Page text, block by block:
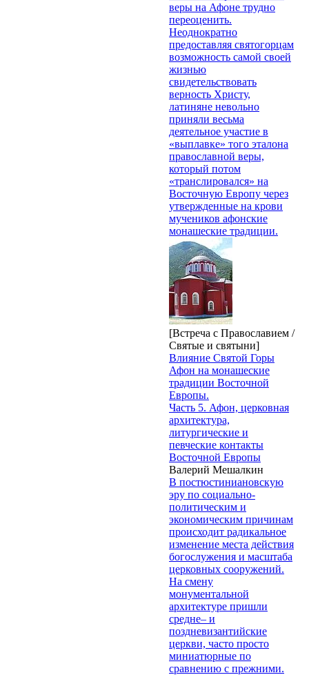
веры на Афоне трудно
переоценить.
Неоднократно
предоставляя святогорцам
возможность самой своей
жизнью
свидетельствовать
верность Христу,
латиняне невольно
приняли весьма
деятельное участие в
«выплавке» того эталона
православной веры,
который потом
«транслировался» на
Восточную Европу через
утвержденные на крови
мучеников афонские
монашеские традиции.
[Встреча с Православием /
Святые и святыни]
Влияние Святой Горы
Афон на монашеские
традиции Восточной
Европы.
Часть 5. Афон, церковная
архитектура,
литургические и
певческие контакты
Восточной Европы
Валерий Мешалкин
В постюстиниановскую
эру по социально-
политическим и
экономическим причинам
происходит радикальное
изменение места действия
богослужения и масштаба
церковных сооружений.
На смену
монументальной
архитектуре пришли
средне– и
поздневизантийские
церкви, часто просто
миниатюрные по
сравнению с прежними.